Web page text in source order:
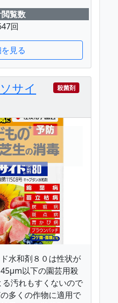
閲覧数
回
見る
サイ
殺菌剤
水和剤８０は性状が
以下の園芸用殺
汚れもすくないので
多くの作物に適用で